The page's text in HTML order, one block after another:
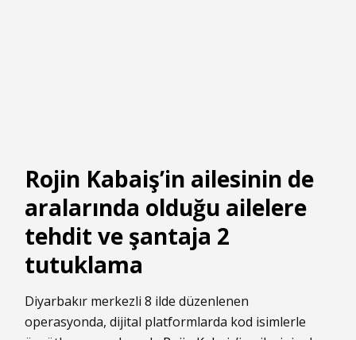
Rojin Kabaiş’in ailesinin de
aralarında olduğu ailelere
tehdit ve şantaja 2
tutuklama
Diyarbakır merkezli 8 ilde düzenlenen
operasyonda, dijital platformlarda kod isimlerle